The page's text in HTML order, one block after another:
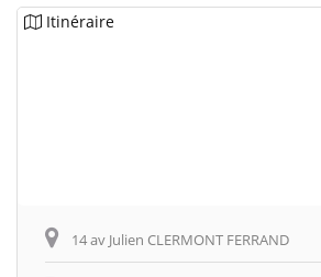
Itinéraire
14 av Julien CLERMONT FERRAND